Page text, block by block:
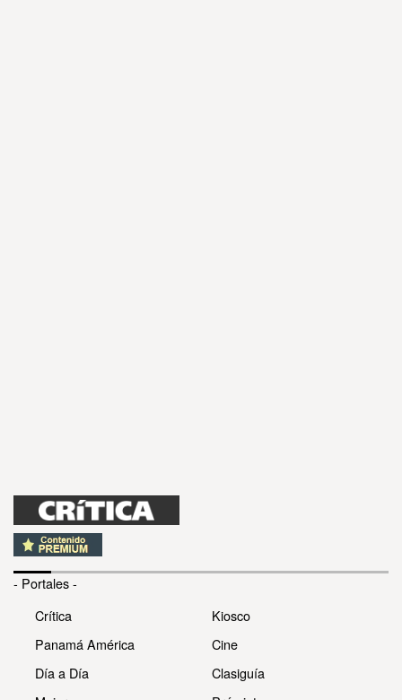
- Portales -
Crítica
Panamá América
Día a Día
Kiosco
Cine
Clasiguía